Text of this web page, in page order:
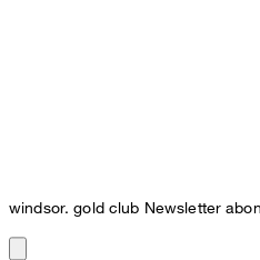
windsor. gold club Newsletter